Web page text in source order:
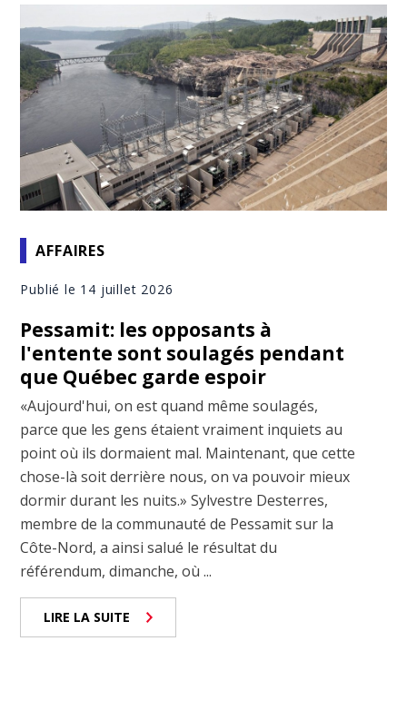
AFFAIRES
Publié le 14 juillet 2026
Pessamit: les opposants à
l'entente sont soulagés pendant
que Québec garde espoir
«Aujourd'hui, on est quand même soulagés,
parce que les gens étaient vraiment inquiets au
point où ils dormaient mal. Maintenant, que cette
chose-là soit derrière nous, on va pouvoir mieux
dormir durant les nuits.» Sylvestre Desterres,
membre de la communauté de Pessamit sur la
Côte-Nord, a ainsi salué le résultat du
référendum, dimanche, où ...
LIRE LA SUITE